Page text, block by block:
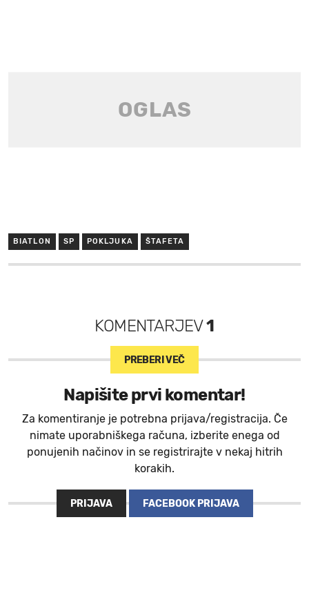
BIATLON SP POKLJUKA ŠTAFETA
KOMENTARJEV1
PREBERI VEČ
Napišite prvi komentar!
Za komentiranje je potrebna prijava/registracija. Če
nimate uporabniškega računa, izberite enega od
ponujenih načinov in se registrirajte v nekaj hitrih
korakih.
PRIJAVA FACEBOOK PRIJAVA